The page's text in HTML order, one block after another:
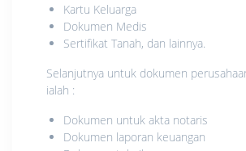
Kartu Keluarga
Dokumen Medis
Sertifikat Tanah, dan lainnya.
Selanjutnya untuk dokumen
ialah :
Dokumen untuk akta notaris
Dokumen laporan keuangan